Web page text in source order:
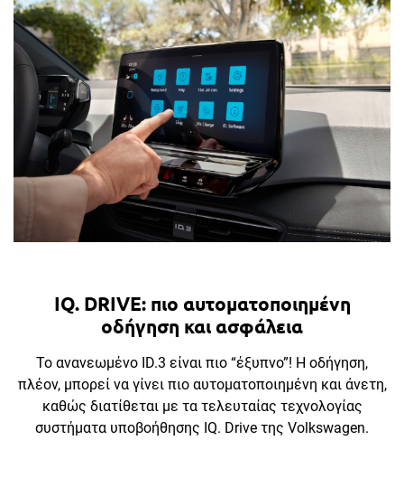
IQ. DRIVE: πιο αυτοματοποιημένη
οδήγηση και ασφάλεια
Το ανανεωμένο ID.3 είναι πιο “έξυπνο”! Η οδήγηση,
πλέον, μπορεί να γίνει πιο αυτοματοποιημένη και άνετη,
καθώς διατίθεται με τα τελευταίας τεχνολογίας
συστήματα υποβοήθησης IQ. Drive της Volkswagen.